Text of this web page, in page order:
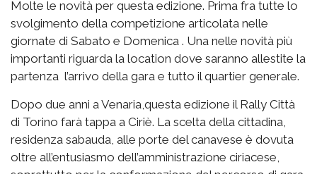
Molte le novità per questa edizione. Prima fra tutte lo
svolgimento della competizione articolata nelle
giornate di Sabato e Domenica . Una nelle novità più
importanti riguarda la location dove saranno allestite la
partenza l’arrivo della gara e tutto il quartier generale.
Dopo due anni a Venaria,questa edizione il Rally Città
di Torino farà tappa a Ciriè. La scelta della cittadina,
residenza sabauda, alle porte del canavese è dovuta
oltre all’entusiasmo dell’amministrazione ciriacese,